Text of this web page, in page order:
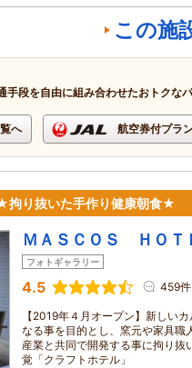
この施
手段を自由に組み合わせたおトクな
へ 航空券付プラ
拘り抜いた手作り健康朝食★
ＭＡＳＣＯＳ ＨＯ
フォトギャラリー
4.5 459件
【2019年４月オープン】新しい
なる事を目的とし、窯元や家具職
産業と共同で開発する事に拘り抜
覚「クラフトホテル」